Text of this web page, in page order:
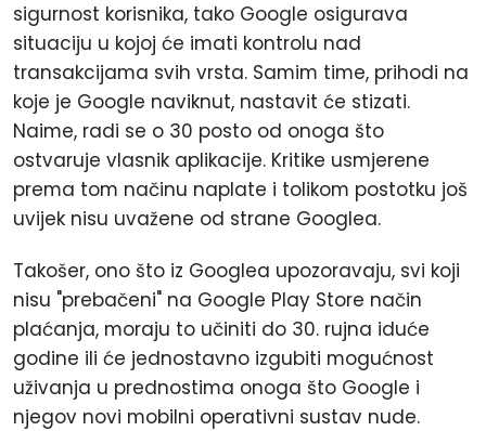
sigurnost korisnika, tako Google osigurava
situaciju u kojoj će imati kontrolu nad
transakcijama svih vrsta. Samim time, prihodi na
koje je Google naviknut, nastavit će stizati.
Naime, radi se o 30 posto od onoga što
ostvaruje vlasnik aplikacije. Kritike usmjerene
prema tom načinu naplate i tolikom postotku još
uvijek nisu uvažene od strane Googlea.
Takošer, ono što iz Googlea upozoravaju, svi koji
nisu "prebačeni" na Google Play Store način
plaćanja, moraju to učiniti do 30. rujna iduće
godine ili će jednostavno izgubiti mogućnost
uživanja u prednostima onoga što Google i
njegov novi mobilni operativni sustav nude.